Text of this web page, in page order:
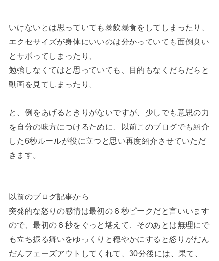
いけないとは思っていても暴飲暴食をしてしまったり、
エクセサイズが身体にいいのは分かっていても面倒臭い
とサボってしまったり、
勉強しなくてはと思っていても、目的もなくだらだらと
動画を見てしまったり、
と、例をあげるときりがないですが、少しでも意思の力
を自分の味方につけるために、以前このブログでも紹介
した6秒ルールが役に立つと思い再度紹介させていただ
きます。
以前のブログ記事から
突発的な怒りの感情は最初の６秒ピークだと言いいます
ので、最初の６秒をぐっと堪えて、そのあとは無理にで
も立ち振る舞いをゆっくりと穏やかにすると怒りがだん
だんフェーズアウトしてくれて、30分後には、果て、